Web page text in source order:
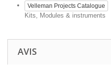
Velleman Projects Catalogue
Kits, Modules & instruments
AVIS